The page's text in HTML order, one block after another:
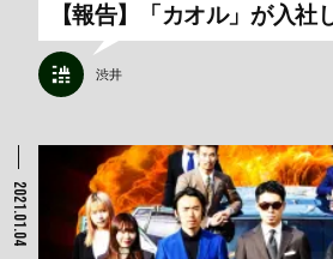
【報告】「カオル」が入社
渋井
2021.01.04